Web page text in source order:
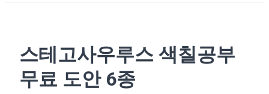
스테고사우루스 색칠공부
무료 도안 6종